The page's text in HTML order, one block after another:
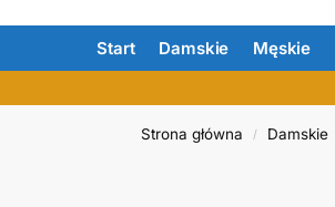
Start Damskie Męskie
Strona główna / Damskie